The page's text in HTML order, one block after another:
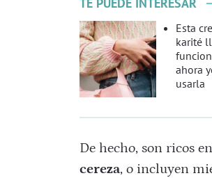
TE PUEDE INTERESAR
Esta
karité
ahora
usarla
De hecho, son ricos
cereza, o incluyen